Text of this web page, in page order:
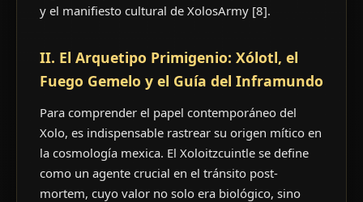
y el manifiesto cultural de XolosArmy [8].
II. El Arquetipo Primigenio: Xólotl, el
Fuego Gemelo y el Guía del Inframundo
Para comprender el papel contemporáneo del
Xolo, es indispensable rastrear su origen mítico en
la cosmología mexica. El Xoloitzcuintle se define
como un agente crucial en el tránsito post-
mortem, cuyo valor no solo era biológico, sino